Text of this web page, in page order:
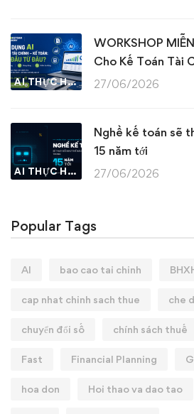
AI THỰC HÀNH
WORKSHOP
Cho Kế Toán Tài
27/06/2026
AI THỰC HÀNH
Nghề kế toán sẽ
15 năm tới
27/06/2026
Popular Tags
AI bao cao tai chinh
cap nhat chinh sach thue che
chuyển đổi số chính sách thuế
Fast Financial Planning
hoa don Hoi thao va dao tao